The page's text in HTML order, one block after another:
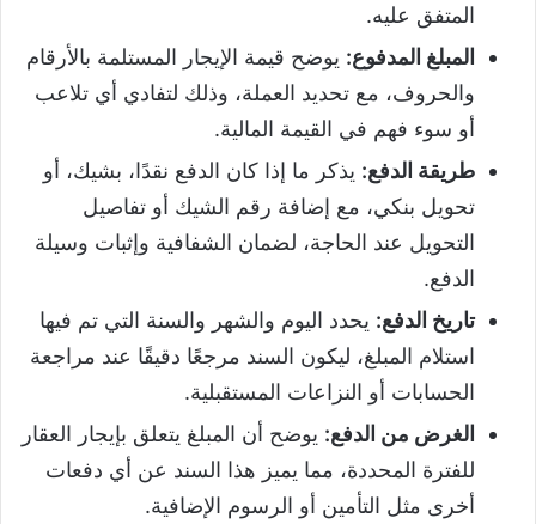
المتفق عليه.
المبلغ المدفوع: يوضح قيمة الإيجار المستلمة بالأرقام
والحروف، مع تحديد العملة، وذلك لتفادي أي تلاعب
أو سوء فهم في القيمة المالية.
طريقة الدفع: يذكر ما إذا كان الدفع نقدًا، بشيك، أو
تحويل بنكي، مع إضافة رقم الشيك أو تفاصيل
التحويل عند الحاجة، لضمان الشفافية وإثبات وسيلة
الدفع.
تاريخ الدفع: يحدد اليوم والشهر والسنة التي تم فيها
استلام المبلغ، ليكون السند مرجعًا دقيقًا عند مراجعة
الحسابات أو النزاعات المستقبلية.
الغرض من الدفع: يوضح أن المبلغ يتعلق بإيجار العقار
للفترة المحددة، مما يميز هذا السند عن أي دفعات
أخرى مثل التأمين أو الرسوم الإضافية.